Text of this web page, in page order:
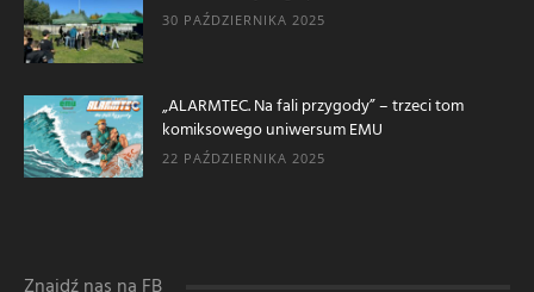
30 PAŹDZIERNIKA 2025
„ALARMTEC. Na fali przygody” – trzeci tom
komiksowego uniwersum EMU
22 PAŹDZIERNIKA 2025